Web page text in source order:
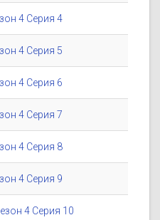
4 Серия 4
4 Серия 5
4 Серия 6
4 Серия 7
4 Серия 8
4 Серия 9
4 Серия 10